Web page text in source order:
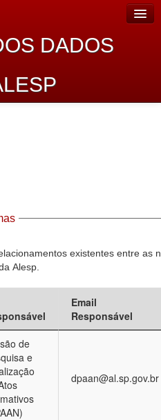
DADOS
existentes entre as
Alesp.
Email
Responsável
de
e
dpaan@al.sp.gov.br